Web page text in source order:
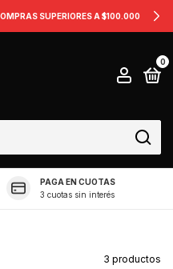
SUPERIORES A $100.000
0
PAGA EN CUOTAS
3 cuotas sin interés
3 productos